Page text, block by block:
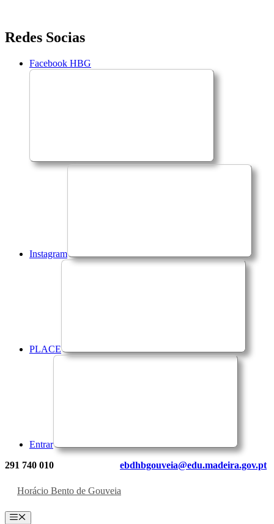
Saltar
para
conteúdo
Redes Socias
Facebook HBG
Instagram
PLACE
Entrar
291 740 010 ebdhbgouveia@edu.madeira.gov.pt
Horácio Bento de Gouveia
Menu